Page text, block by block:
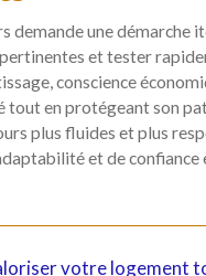
demande une démarche
et tester
conscience
tout en protégeant son
plus fluides et plus
et de confiance
votre logement